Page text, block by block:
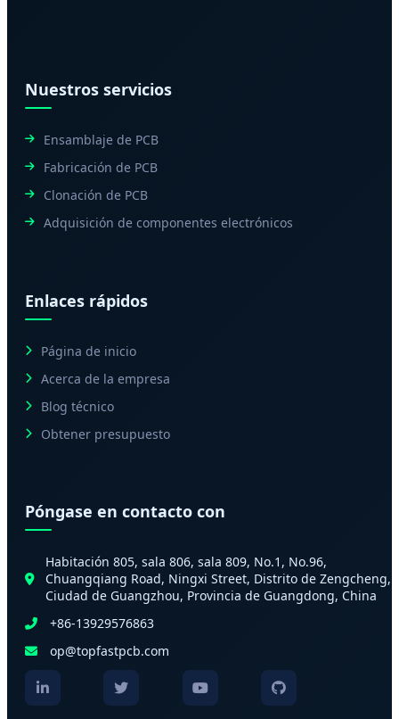
Nuestros servicios
Ensamblaje de PCB
Fabricación de PCB
Clonación de PCB
Adquisición de componentes electrónicos
Enlaces rápidos
Página de inicio
Acerca de la empresa
Blog técnico
Obtener presupuesto
Póngase en contacto con
Habitación 805, sala 806, sala 809, No.1, No.96,
Chuangqiang Road, Ningxi Street, Distrito de Zengcheng,
Ciudad de Guangzhou, Provincia de Guangdong, China
+86-13929576863
op@topfastpcb.com